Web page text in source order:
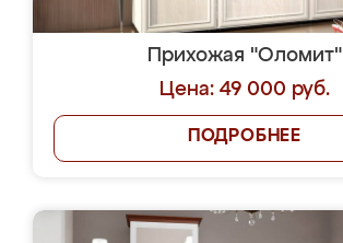
Прихожая "Оломит"
Цена: 49 000 руб.
ПОДРОБНЕЕ